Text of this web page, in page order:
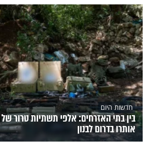
חדשות היום
בין בתי האזרחים: אלפי תשתיות טרור
אותרו בדרום לבנון